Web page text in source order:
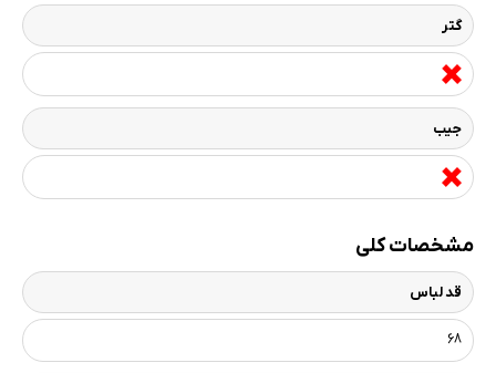
گتر
جیب
مشخصات کلی
قد لباس
68